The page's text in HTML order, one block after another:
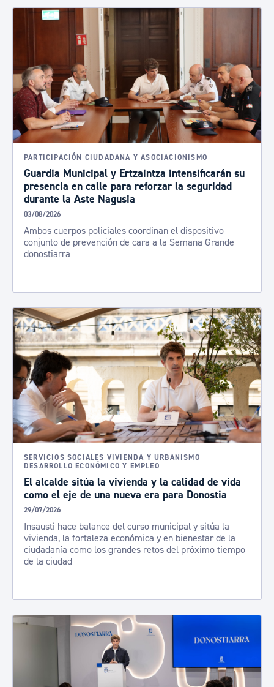
PARTICIPACIÓN CIUDADANA Y ASOCIACIONISMO
Guardia Municipal y Ertzaintza intensificarán su
presencia en calle para reforzar la seguridad
durante la Aste Nagusia
03/08/2026
Ambos cuerpos policiales coordinan el dispositivo
conjunto de prevención de cara a la Semana Grande
donostiarra
SERVICIOS SOCIALES VIVIENDA Y URBANISMO
DESARROLLO ECONÓMICO Y EMPLEO
El alcalde sitúa la vivienda y la calidad de vida
como el eje de una nueva era para Donostia
29/07/2026
Insausti hace balance del curso municipal y sitúa la
vivienda, la fortaleza económica y en bienestar de la
ciudadanía como los grandes retos del próximo tiempo
de la ciudad